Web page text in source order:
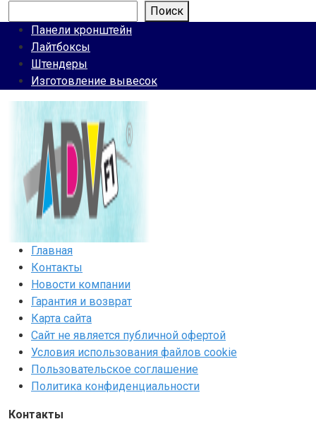
Поиск
Панели кронштейн
Лайтбоксы
Штендеры
Изготовление вывесок
Главная
Контакты
Новости компании
Гарантия и возврат
Карта сайта
Сайт не является публичной офертой
Условия использования файлов cookie
Пользовательское соглашение
Политика конфиденциальности
Контакты